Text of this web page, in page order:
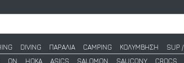
DIVING ΠΑΡΑΛΙΑ CAMPING ΚΟΛΥΜΒΗΣΗ SUP
ON HOKA ASICS SALOMON SAUCONY CROCS